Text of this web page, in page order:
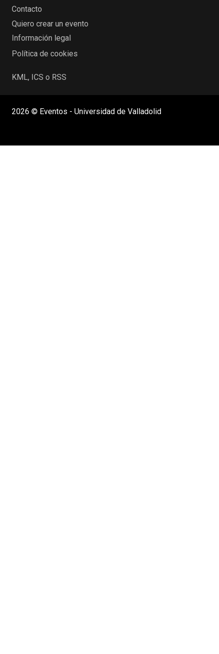
Contacto
Quiero crear un evento
Información legal
Política de cookies
KML, ICS o RSS
2026 © Eventos - Universidad de Valladolid